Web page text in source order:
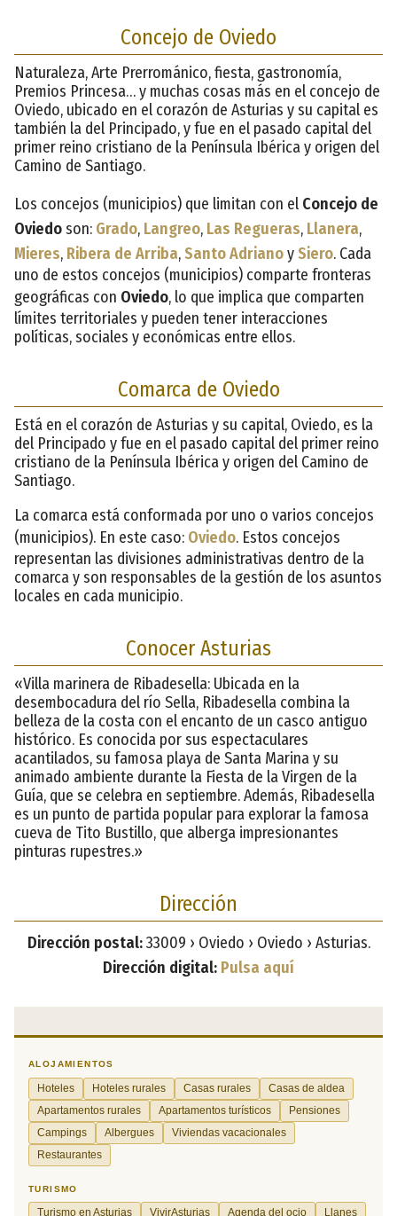
Concejo de Oviedo
Naturaleza, Arte Prerrománico, fiesta, gastronomía,
Premios Princesa… y muchas cosas más en el concejo de
Oviedo, ubicado en el corazón de Asturias y su capital es
también la del Principado, y fue en el pasado capital del
primer reino cristiano de la Península Ibérica y origen del
Camino de Santiago.
Los concejos (municipios) que limitan con el Concejo de
Oviedoson: Grado, Langreo, Las Regueras, Llanera,
Mieres, Ribera de Arriba,Santo AdrianoySiero. Cada
uno de estos concejos (municipios) comparte fronteras
geográficas con Oviedo, lo que implica que comparten
límites territoriales y pueden tener interacciones
políticas, sociales y económicas entre ellos.
Comarca de Oviedo
Está en el corazón de Asturias y su capital, Oviedo, es la
del Principado y fue en el pasado capital del primer reino
cristiano de la Península Ibérica y origen del Camino de
Santiago.
La comarca está conformada por uno o varios concejos
(municipios). En este caso: Oviedo. Estos concejos
representan las divisiones administrativas dentro de la
comarca y son responsables de la gestión de los asuntos
locales en cada municipio.
Conocer Asturias
«Villa marinera de Ribadesella: Ubicada en la
desembocadura del río Sella, Ribadesella combina la
belleza de la costa con el encanto de un casco antiguo
histórico. Es conocida por sus espectaculares
acantilados, su famosa playa de Santa Marina y su
animado ambiente durante la Fiesta de la Virgen de la
Guía, que se celebra en septiembre. Además, Ribadesella
es un punto de partida popular para explorar la famosa
cueva de Tito Bustillo, que alberga impresionantes
pinturas rupestres.»
Dirección
Dirección postal:33009 › Oviedo › Oviedo › Asturias.
Dirección digital: Pulsa aquí